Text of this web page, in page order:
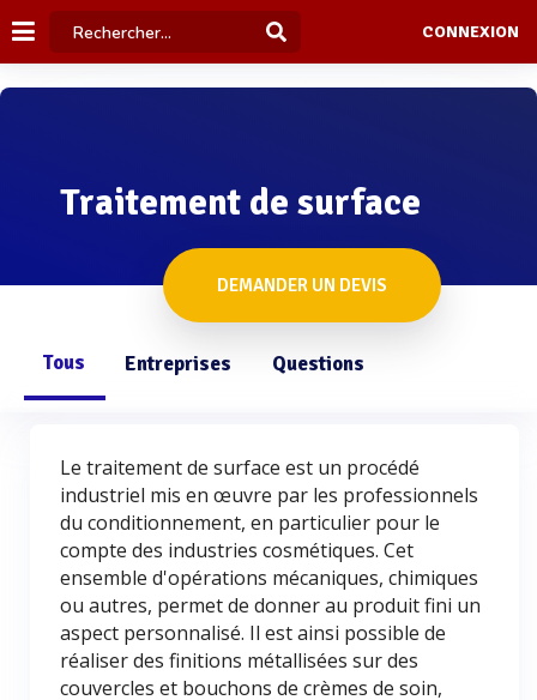
CONNEXION
Traitement de surface
DEMANDER UN DEVIS
Tous Entreprises Questions
Le traitement de surface est un procédé
industriel mis en œuvre par les professionnels
du conditionnement, en particulier pour le
compte des industries cosmétiques. Cet
ensemble d'opérations mécaniques, chimiques
ou autres, permet de donner au produit fini un
aspect personnalisé. Il est ainsi possible de
réaliser des finitions métallisées sur des
couvercles et bouchons de crèmes de soin,